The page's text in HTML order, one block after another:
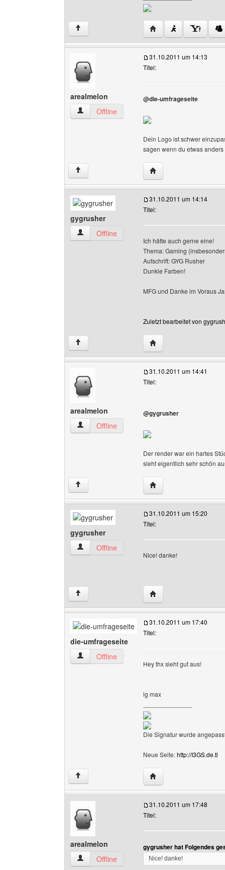
↑ Website dieses
arealmelon
arealmelon Benutzer-Profile anzeigen
Offline
31.10.2011 um 14:13
Titel:
@die-umfrageseite
Dein Logo ist schwer
sagen wenn du etwas
↑ Website dieses
gygrusher
gygrusher Benutzer-Profile anzeigen
Offline
31.10.2011 um 14:14
Titel:
Ich hätte auch gerne eine!
Thema: Gaming
Aufschrift: GYG Rusher
Dunkle Farben!
MFG und Danke im Voraus
Zuletzt bearbeitet von
↑ Website dieses
arealmelon
arealmelon Benutzer-Profile anzeigen
Offline
31.10.2011 um 14:41
Titel:
@gygrusher
Der render war ein hartes
sieht eigentlich sehr schön
↑ Website dieses
gygrusher
gygrusher Benutzer-Profile anzeigen
Offline
31.10.2011 um 15:20
Titel:
Nice! danke!
↑ Website dieses
die-umfrageseite
die-umfrageseite Benutzer-Profile anzeigen
Offline
31.10.2011 um 17:40
Titel:
Hey thx sieht gut aus!
lg max
Die Signatur wurde
Neue Seite:http://I3GS.de.tl
↑ Website dieses
arealmelon
arealmelon Benutzer-Profile anzeigen
Offline
31.10.2011 um 17:48
Titel:
gygrusher hat Folgendes
Nice! danke!